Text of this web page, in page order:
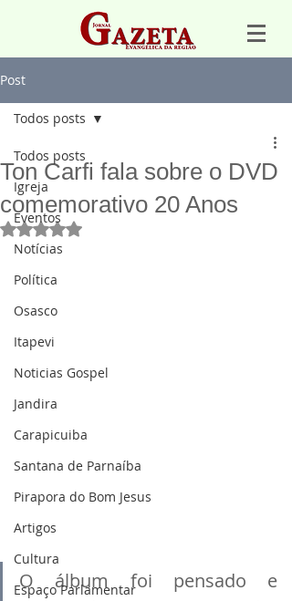
Post
Todos posts
Igreja
Eventos
Notícias
Política
Osasco
Itapevi
Noticias Gospel
Jandira
Carapicuiba
Santana de Parnaíba
Pirapora do Bom Jesus
Artigos
Cultura
Espaço Parlamentar
Todos posts
Ton Carfi fala sobre o DVD
comemorativo 20 Anos
Avaliado com NaN de 5 estrelas.
O álbum foi pensado e